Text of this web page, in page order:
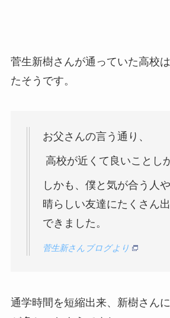
菅生新樹さんが通っていた高校
たそうです。
お父さんの言う通り、
高校が近くて良いことし
しかも、僕と気が合う人
晴らしい友達にたくさん
できました。
菅生新さんブログより
通学時間を短縮出来、新樹さん